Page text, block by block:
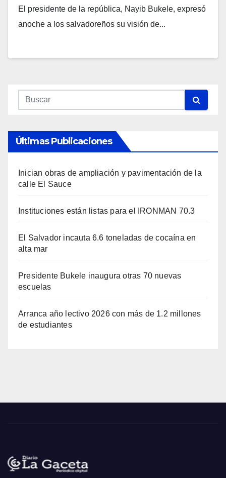
criminales”
El presidente de la república, Nayib Bukele, expresó
anoche a los salvadoreños su visión de...
Últimas Publicaciones
Inician obras de ampliación y pavimentación de la
calle El Sauce
Instituciones están listas para el IRONMAN 70.3
El Salvador incauta 6.6 toneladas de cocaína en
alta mar
Presidente Bukele inaugura otras 70 nuevas
escuelas
Arranca año lectivo 2026 con más de 1.2 millones
de estudiantes